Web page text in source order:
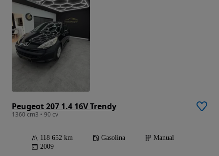
Peugeot 207 1.4 16V Trendy
1360 cm3 • 90 cv
118 652 km Gasolina
Manual
2009